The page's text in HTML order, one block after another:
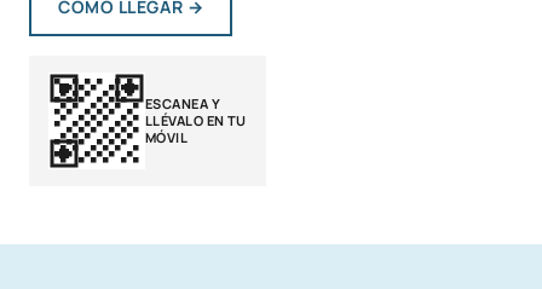
CÓMO LLEGAR →
ESCANEA Y
LLÉVALO EN TU
MÓVIL